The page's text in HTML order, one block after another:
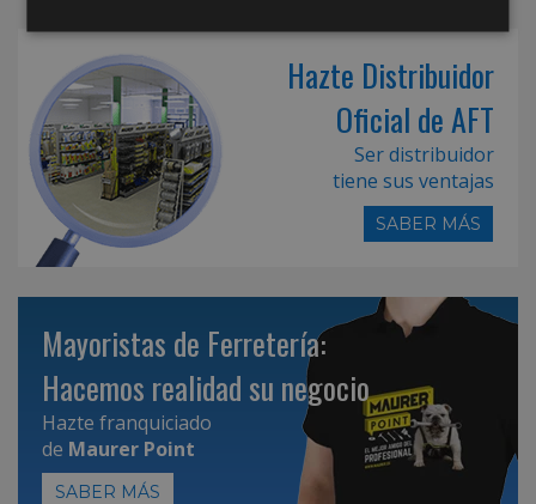
Hazte Distribuidor
Oficial de AFT
Ser distribuidor
tiene sus ventajas
SABER MÁS
Mayoristas de Ferretería:
Hacemos realidad su negocio
Hazte franquiciado
de Maurer Point
SABER MÁS